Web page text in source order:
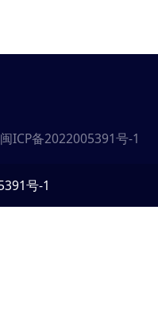
闽ICP备2022005391号-1
号-1